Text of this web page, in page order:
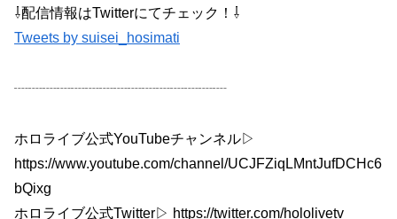
⇩配信情報はTwitterにてチェック！⇩
Tweets by suisei_hosimati
┈┈┈┈┈┈┈┈┈┈┈┈┈┈┈
ホロライブ公式YouTubeチャンネル▷
https://www.youtube.com/channel/UCJFZiqLMntJufDCHc6
bQixg
ホロライブ公式Twitter▷ https://twitter.com/hololivetv